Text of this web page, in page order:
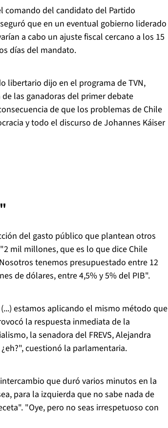
comando del candidato del Partido
que en un eventual gobierno liderado
a cabo un ajuste fiscal cercano a los 15
días del mandato.
libertario dijo en el programa de TVN,
las ganadoras del primer debate
de que los problemas de Chile
y todo el discurso de Johannes Káiser
del gasto público que plantean otros
mil millones, que es lo que dice Chile
tenemos presupuestado entre 12
de dólares, entre 4,5% y 5% del PIB".
estamos aplicando el mismo método que
la respuesta inmediata de la
la senadora del FREVS, Alejandra
cuestionó la parlamentaria.
que duró varios minutos en la
para la izquierda que no sabe nada de
"Oye, pero no seas irrespetuoso con